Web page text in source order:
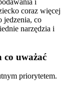
i
coraz więcej
jedzenia, co
narzędzia i
co uważać
priorytetem.